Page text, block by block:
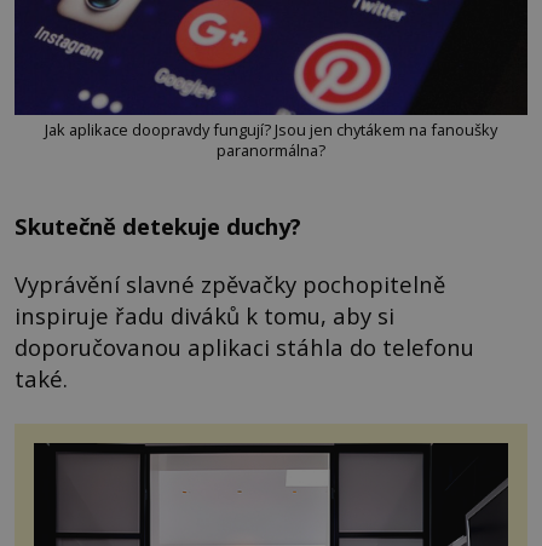
Jak aplikace doopravdy fungují? Jsou jen chytákem na fanoušky
paranormálna?
Skutečně detekuje duchy?
Vyprávění slavné zpěvačky pochopitelně
inspiruje řadu diváků k tomu, aby si
doporučovanou aplikaci stáhla do telefonu
také.